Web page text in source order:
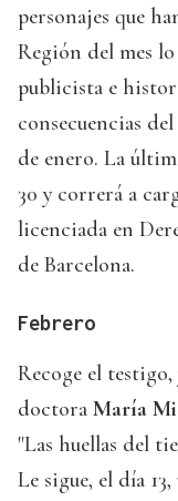
personajes que
Región del mes
publicista e
consecuencias
de enero. La
30 y correrá a
licenciada en
de Barcelona.
Febrero
Recoge el testigo,
doctora María
"Las huellas del
Le sigue, el día